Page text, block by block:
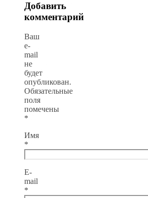
Добавить
комментарий
Ваш
e-
mail
не
будет
опубликован.
Обязательные
поля
помечены
*
Имя
*
E-
mail
*